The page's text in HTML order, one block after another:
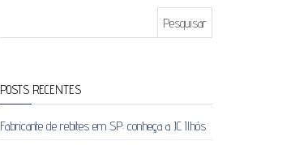
POSTS RECENTES
Fabricante de rebites em SP: conheça a JC Ilhós